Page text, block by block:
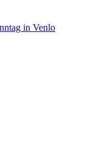
in Venlo